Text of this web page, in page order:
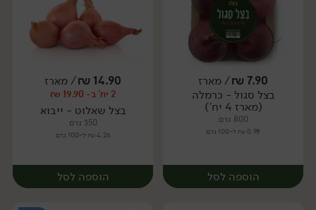
מארז יח׳ ק״ג
7.90
₪/ מארז
בצל סגול - כרמלה
(מארז 4 יח')
800 גרם
0.99 ₪ ל-100 גרם
הוספה לסל
14.90
₪/ מארז
2 יח' ב- 19.90 ₪
בצל שאלוט - ייבוא
350 גרם
4.26 ₪ ל-100 גרם
הוספה לסל